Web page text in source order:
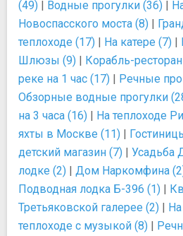
(49) | Водные прогулки (36) |
Новоспасского моста (8) |
теплоходе (17) | На катере (7) |
Шлюзы (9) | Корабль-
реке на 1 час (17) | Речные
Обзорные водные прогулки
на 3 часа (16) | На теплоходе
яхты в Москве (11) |
детский магазин (7) | Усадьба
лодке (2) | Дом Наркомфина
Подводная лодка Б-396 (1) |
Третьяковской галерее (2) |
теплоходе с музыкой (8) |